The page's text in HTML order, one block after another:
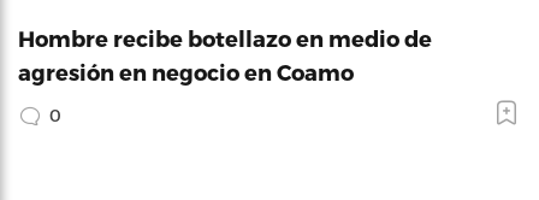
Hombre recibe botellazo en medio de
agresión en negocio en Coamo
0